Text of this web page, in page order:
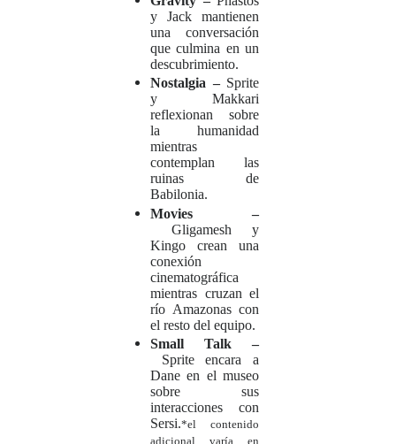
y Jack mantienen
una conversación
que culmina en un
descubrimiento.
Nostalgia – Sprite
y Makkari
reflexionan sobre
la humanidad
mientras
contemplan las
ruinas de
Babilonia.
Movies –
Gligamesh y
Kingo crean una
conexión
cinematográfica
mientras cruzan el
río Amazonas con
el resto del equipo.
Small Talk –
Sprite encara a
Dane en el museo
sobre sus
interacciones con
Sersi.*el contenido
adicional varía en